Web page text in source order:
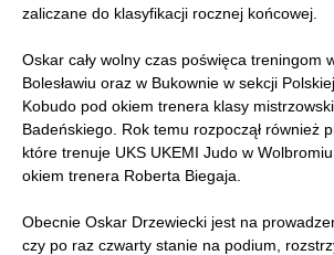
zaliczane do klasyfikacji rocznej końcowej.
Oskar cały wolny czas poświęca treningom
Bolesławiu oraz w Bukownie w sekcji
Kobudo pod okiem trenera klasy
Badeńskiego. Rok temu rozpoczął również
które trenuje UKS UKEMI Judo w
okiem trenera Roberta Biegaja.
Obecnie Oskar Drzewiecki jest na
czy po raz czwarty stanie na podium,